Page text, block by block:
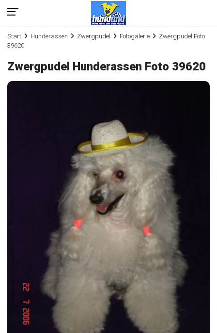
Start Hunderassen Zwergpudel Fotogalerie
Zwergpudel Foto
39620
Zwergpudel Hunderassen Foto 39620